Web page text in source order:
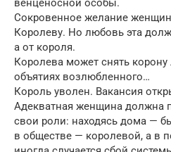
венценосной особы.
Сокровенное желание
Королеву. Но любовь эта
а от короля.
Королева может снять
объятиях возлюбленного…
Король уволен. Вакансия
Адекватная женщина должна
свои роли: находясь дома —
в обществе — королевой, а в